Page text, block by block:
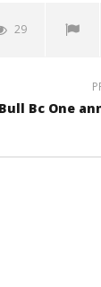
29
Bc One